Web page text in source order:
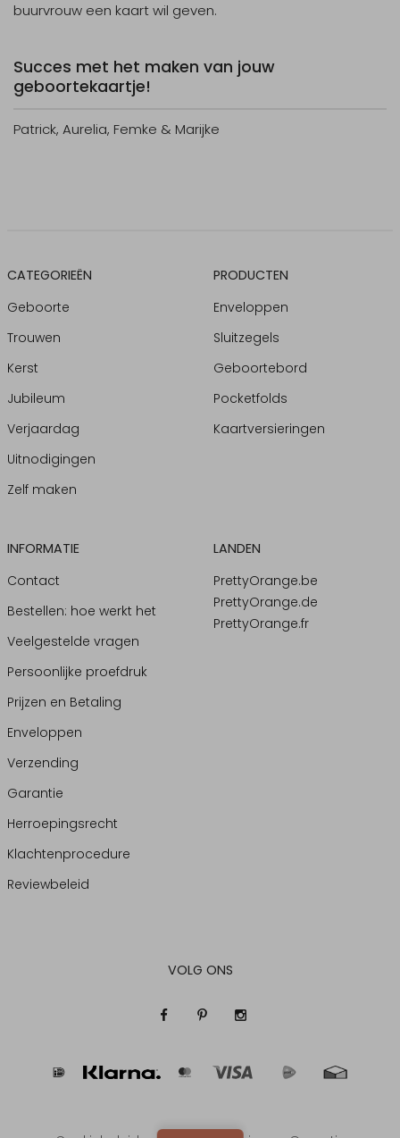
buurvrouw een kaart wil geven.
Succes met het maken van jouw
geboortekaartje!
Patrick, Aurelia, Femke & Marijke
CATEGORIEËN
Geboorte
Trouwen
Kerst
Jubileum
Verjaardag
Uitnodigingen
Zelf maken
PRODUCTEN
Enveloppen
Sluitzegels
Geboortebord
Pocketfolds
Kaartversieringen
INFORMATIE
Contact
Bestellen: hoe werkt het
Veelgestelde vragen
Persoonlijke proefdruk
Prijzen en Betaling
Enveloppen
Verzending
Garantie
Herroepingsrecht
Klachtenprocedure
Reviewbeleid
LANDEN
PrettyOrange.be
PrettyOrange.de
PrettyOrange.fr
VOLG ONS